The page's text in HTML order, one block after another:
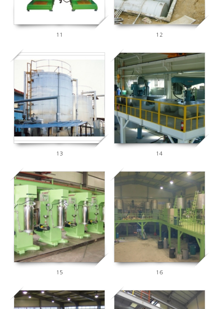
11 12
6280
13
6052
14
9622
15
5894
16